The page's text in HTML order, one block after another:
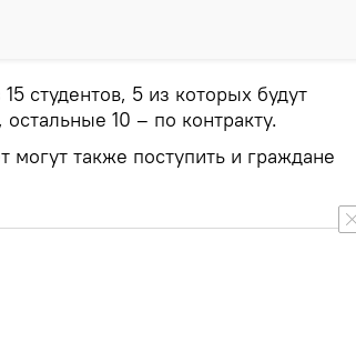
студентов, 5 из которых будут
10 – по контракту.
могут также поступить и граждане